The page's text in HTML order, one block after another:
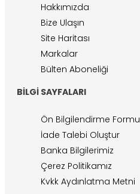
Hakkımızda
Bize Ulaşın
Site Haritası
Markalar
Bülten Aboneliği
BILGI SAYFALARI
Ön Bilgilendirme Formu
İade Talebi Oluştur
Banka Bilgilerimiz
Çerez Politikamız
Kvkk Aydınlatma Metni